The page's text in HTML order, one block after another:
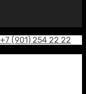
+7 (901) 254 22 22